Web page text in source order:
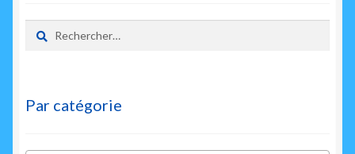
Rechercher :
Par catégorie